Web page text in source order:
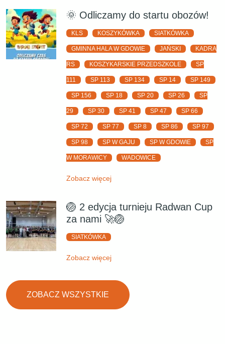
🌞 Odliczamy do startu obozów!
KLS KOSZYKÓWKA SIATKÓWKA
GMINNA HALA W GDOWIE JAŃSKI KADRA
RS KOSZYKARSKIE PRZEDSZKOLE SP
111 SP 113 SP 134 SP 14 SP 149
SP 156 SP 18 SP 20 SP 26 SP
29 SP 30 SP 41 SP 47 SP 66
SP 72 SP 77 SP 8 SP 86 SP 97
SP 98 SP W GAJU SP W GDOWIE SP
W MORAWICY WADOWICE
Zobacz więcej
🏐 2 edycja turnieju Radwan Cup
za nami 🚀🏐
SIATKÓWKA
Zobacz więcej
ZOBACZ WSZYSTKIE